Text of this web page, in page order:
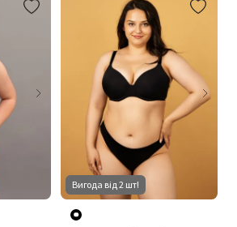
Вигода від 2 шт!